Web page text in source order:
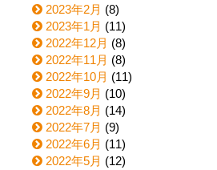
2023年2月 (8)
2023年1月 (11)
2022年12月 (8)
2022年11月 (8)
2022年10月 (11)
2022年9月 (10)
2022年8月 (14)
2022年7月 (9)
2022年6月 (11)
2022年5月 (12)